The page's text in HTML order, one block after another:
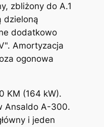
zbliżony do A.1
dzieloną
dodatkowo
Amortyzacja
ogonowa
KM (164 kW).
Ansaldo A-300.
i jeden